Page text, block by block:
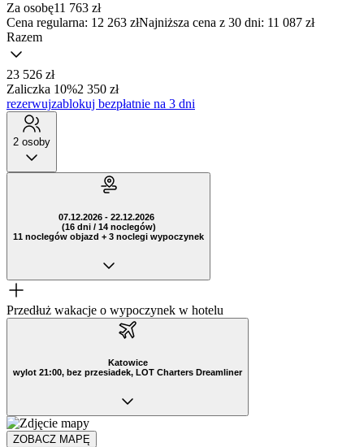
Za osobę11 763 zł
Cena regularna: 12 263 złNajniższa cena z 30 dni: 11 087 zł
Razem
23 526 zł
Zaliczka 10%2 350 zł
rezerwujzablokuj bezpłatnie na 3 dni
2 osoby
07.12.2026 - 22.12.2026
(16 dni / 14 noclegów)
11 noclegów objazd + 3 noclegi wypoczynek
Przedłuż wakacje o wypoczynek w hotelu
Katowice
wylot 21:00, bez przesiadek, LOT Charters Dreamliner
ZOBACZ MAPĘ